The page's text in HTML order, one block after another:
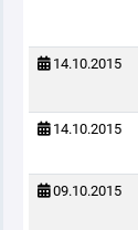
14.10.2015
14.10.2015
09.10.2015